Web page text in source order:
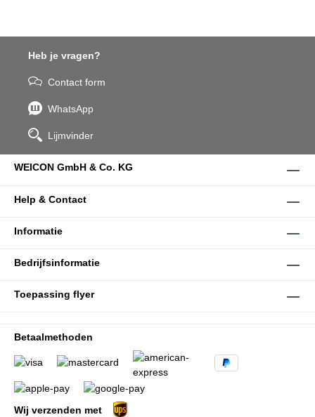
Heb je vragen?
Contact form
WhatsApp
Lijmvinder
WEICON GmbH & Co. KG
Help & Contact
Informatie
Bedrijfsinformatie
Toepassing flyer
Betaalmethoden
Wij verzenden met